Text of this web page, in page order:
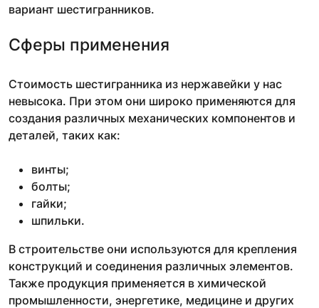
вариант шестигранников.
Сферы применения
Стоимость шестигранника из нержавейки у нас
невысока. При этом они широко применяются для
создания различных механических компонентов и
деталей, таких как:
винты;
болты;
гайки;
шпильки.
В строительстве они используются для крепления
конструкций и соединения различных элементов.
Также продукция применяется в химической
промышленности, энергетике, медицине и других